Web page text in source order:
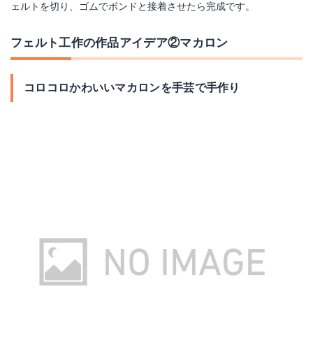
ェルトを切り、ゴムでボンドと接着させたら完成です。
フェルト工作の作品アイデア②マカロン
コロコロかわいいマカロンを手芸で手作り